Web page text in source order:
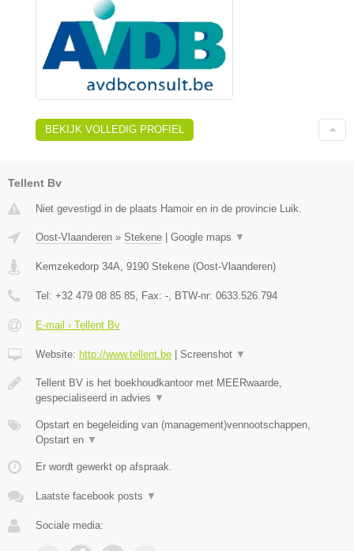
BEKIJK VOLLEDIG PROFIEL
Tellent Bv
Niet gevestigd in de plaats Hamoir en in de provincie Luik.
Oost-Vlaanderen » Stekene | Google maps ▼
Kemzekedorp 34A 9190 Stekene (Oost-Vlaanderen)
Tel: +32 479 08 85 85 , Fax: - , BTW-nr: 0633.526.794
E-mail › Tellent Bv
Website: http://www.tellent.be | Screenshot ▼
Tellent BV is het boekhoudkantoor met MEERwaarde,
gespecialiseerd in advies ▼
Opstart en begeleiding van (management)vennootschappen,
Opstart en ▼
Er wordt gewerkt op afspraak.
Laatste facebook posts ▼
Sociale media: